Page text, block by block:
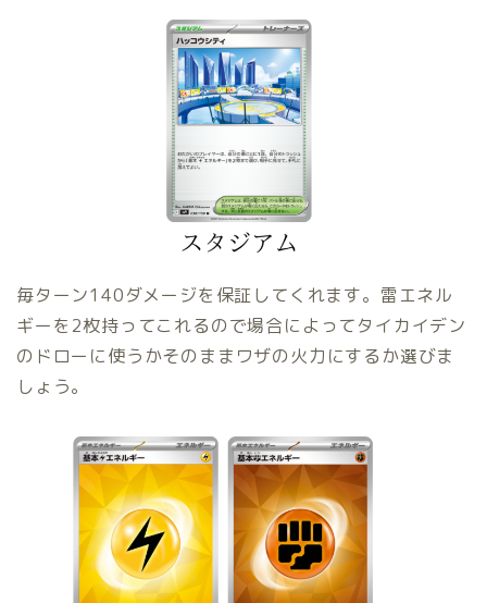
毎ターン140ダメージを保証してくれます。雷エネル
ギーを2枚持ってこれるので場合によってタイカイデン
のドローに使うかそのままワザの火力にするか選びま
しょう。